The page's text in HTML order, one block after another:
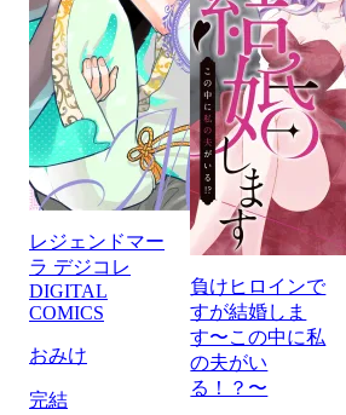
レジェンドマー
ラ デジコレ
DIGITAL
COMICS
おみけ
完結
負けヒロインで
すが結婚しま
す〜この中に私
の夫がい
る！？〜